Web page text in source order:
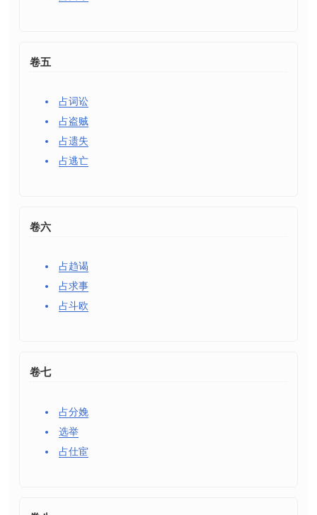
卷五
占词讼
占盗贼
占遗失
占逃亡
卷六
占趋谒
占求事
占斗欧
卷七
占分娩
选举
占仕宦